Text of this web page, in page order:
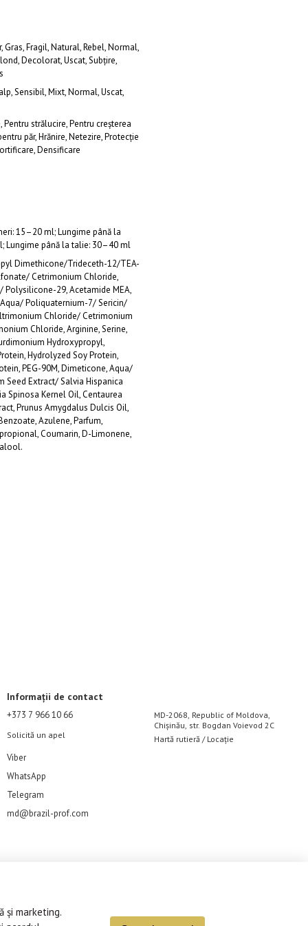
Gras, Fragil, Natural, Rebel, Normal,
Decolorat, Uscat, Subțire,
Sensibil, Mixt, Normal, Uscat,
Pentru strălucire, Pentru creșterea
păr, Hrănire, Netezire, Protecție
Densificare
15–20 ml; Lungime până la
Lungime până la talie: 30–40 ml
Dimethicone/Trideceth-12/TEA-
Cetrimonium Chloride,
29, Acetamide MEA,
Poliquaternium-7/ Sericin/
Chloride/ Cetrimonium
Chloride, Arginine, Serine,
Hydroxypropyl,
Hydrolyzed Soy Protein,
PEG-90M, Dimeticone, Aqua/
Seed Extract/ Salvia Hispanica
Spinosa Kernel Oil, Centaurea
Prunus Amygdalus Dulcis Oil,
Azulene, Parfum,
Coumarin, D-Limonene,
Informații de contact
+373 7 966 10 66
Solicită un apel
Viber
WhatsApp
Telegram
md@brazil-prof.com
MD-2068, Republic of Moldova,
Chișinău, str. Bogdan Voievod 2C
Hartă rutieră / Locație
și marketing.